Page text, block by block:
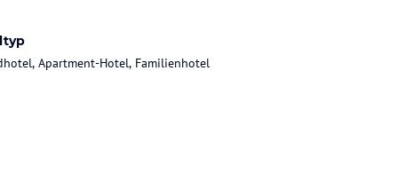
Apartment-Hotel, Familienhotel